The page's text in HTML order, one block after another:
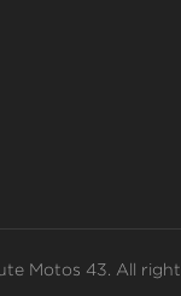
Motos 43. All